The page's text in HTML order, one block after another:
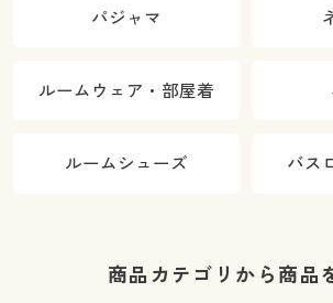
パジャマ
ルームウェア・部屋着
ルームシューズ バス
商品カテゴリから商品